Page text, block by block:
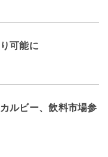
可能に
ルビー、飲料市場参